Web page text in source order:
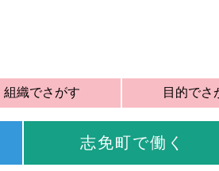
組織でさがす 目的でさ
志免町で働く